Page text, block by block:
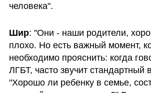
человека".
Шир: "Они - наши родители,
плохо. Но есть важный момент,
необходимо прояснить: когда
ЛГБТ, часто звучит стандартный
"Хорошо ли ребенку в семье,